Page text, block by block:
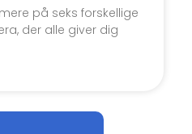
på seks forskellige
der alle giver dig